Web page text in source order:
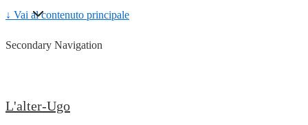
↓ Vai al contenuto principale
Secondary Navigation
L'alter-Ugo